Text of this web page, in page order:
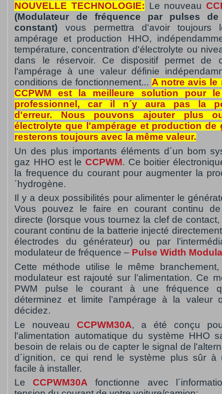
NOUVELLE TECHNOLOGIE: Le nouveau
(Modulateur de fréquence par pulses de
constant) vous permettra d'avoir toujours
ampérage et production HHO,
température, concentration d'électrolyte ou
dans le réservoir. Ce dispositif permet de
l'ampérage à une valeur définie
conditions de fonctionnement... A notre avis le
CCPWM est la meilleure solution pour
professionnel, car il n´y aura pas la
d'erreur. Nous pouvons ajouter plus
électrolyte que l'ampérage et production de
resterons toujours avec la même valeur.
Un des plus importants éléments d´un bom
gaz HHO est le CCPWM. Ce boitier
la frequence du courant pour augmenter la
´hydrogène.
Il y a deux possibilités pour alimenter le
Vous pouvez le faire en courant continu de
directe (lorsque vous tournez la clef de
courant continu de la batterie injecté
électrodes du générateur) ou par
modulateur de fréquence – Pulse Width
Cette méthode utilise le même
modulateur est rajouté sur l’alimentation. Ce
PWM pulse le courant à une fréquence
déterminez et limite l’ampérage à la valeur
décidez.
Le nouveauCCPWM30A, a été conçu
l'alimentation automatique du système HHO
besoin de relais ou de capter le signal de
d´ignition, ce qui rend le système plus sûr à
facile à installer.
LeCCPWM30A fonctionne avec